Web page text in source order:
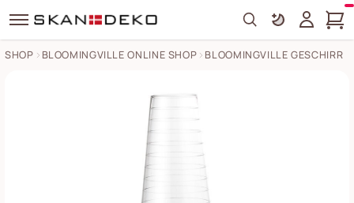
Search
SHOP BLOOMINGVILLE ONLINE SHOP BLOOMINGVILLE GESCHIRR